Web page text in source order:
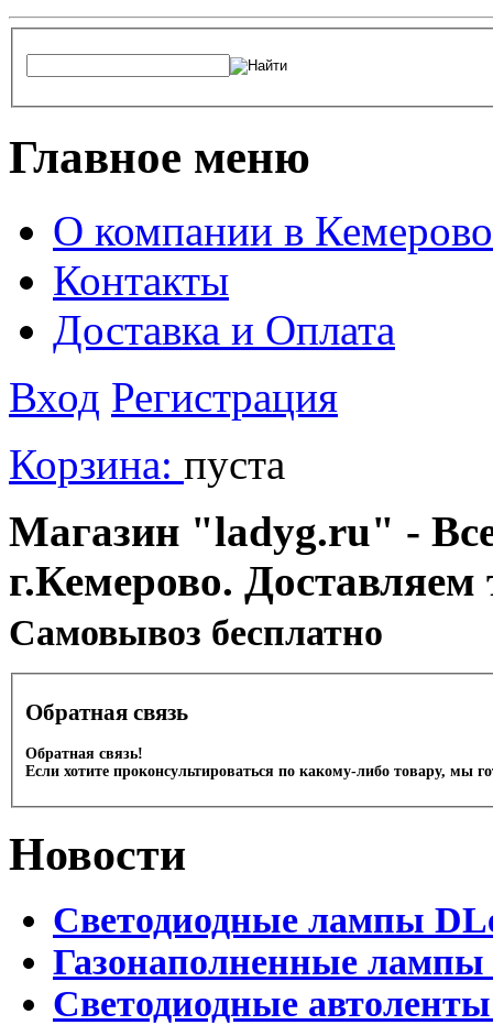
Главное меню
О компании в Кемерово
Контакты
Доставка и Оплата
Вход Регистрация
Корзина: пуста
Магазин "ladyg.ru" -
г.Кемерово.
Cамовывоз бесплатно
Обратная связь
Обратная связь!
Если хотите проконсультироваться по какому-либо товару, мы
Новости
Светодиодные лампы
Газонаполненные
Светодиодные